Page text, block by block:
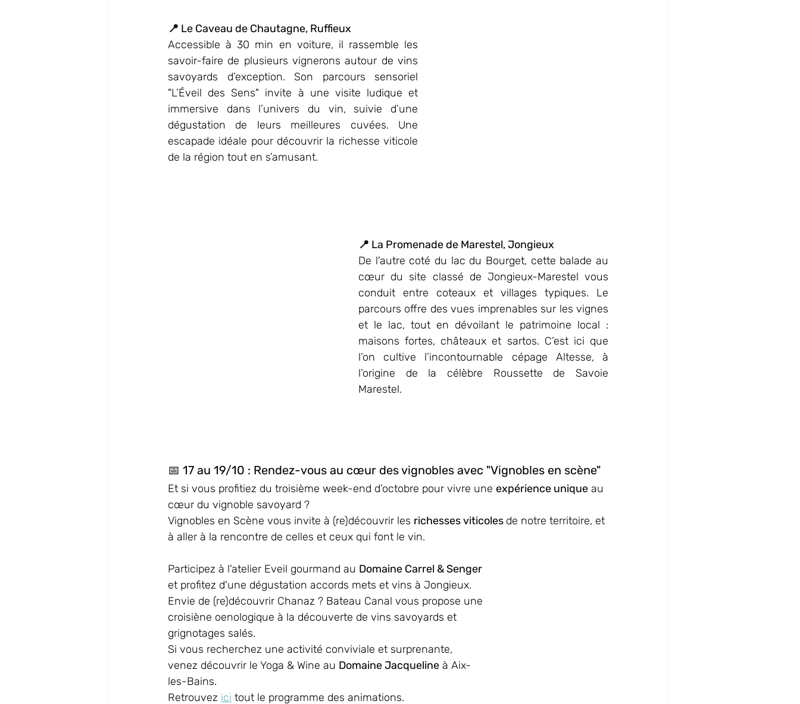
📍 Le Caveau de Chautagne, Ruffieux
Accessible à 30 min en voiture, il rassemble les
savoir-faire de plusieurs vignerons autour de vins
savoyards d’exception. Son parcours sensoriel
"L’Éveil des Sens" invite à une visite ludique et
immersive dans l’univers du vin, suivie d’une
dégustation de leurs meilleures cuvées. Une
escapade idéale pour découvrir la richesse viticole
de la région tout en s’amusant.
📍 La Promenade de Marestel, Jongieux
De l'autre coté du lac du Bourget, cette balade au
cœur du site classé de Jongieux-Marestel vous
conduit entre coteaux et villages typiques. Le
parcours offre des vues imprenables sur les vignes
et le lac, tout en dévoilant le patrimoine local :
maisons fortes, châteaux et sartos. C’est ici que
l’on cultive l’incontournable cépage Altesse, à
l’origine de la célèbre Roussette de Savoie
Marestel.
📅 17 au 19/10 : Rendez-vous au cœur des vignobles avec "Vignobles en scène"
Et si vous profitiez du troisième week-end d’octobre pour vivre une expérience unique au
cœur du vignoble savoyard ?
Vignobles en Scène vous invite à (re)découvrir les richesses viticoles de notre territoire, et
à aller à la rencontre de celles et ceux qui font le vin.
Participez à l'atelier Eveil gourmand au Domaine Carrel & Senger
et profitez d'une dégustation accords mets et vins à Jongieux.
Envie de (re)découvrir Chanaz ? Bateau Canal vous propose une
croisiène oenologique à la découverte de vins savoyards et
grignotages salés.
Si vous recherchez une activité conviviale et surprenante,
venez découvrir le Yoga & Wine au Domaine Jacqueline à Aix-
les-Bains.
Retrouvez ici tout le programme des animations.